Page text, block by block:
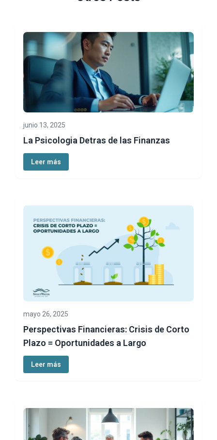
junio 13, 2025
La Psicologia Detras de las Finanzas
Leer más
mayo 26, 2025
Perspectivas Financieras: Crisis de Corto
Plazo = Oportunidades a Largo
Leer más